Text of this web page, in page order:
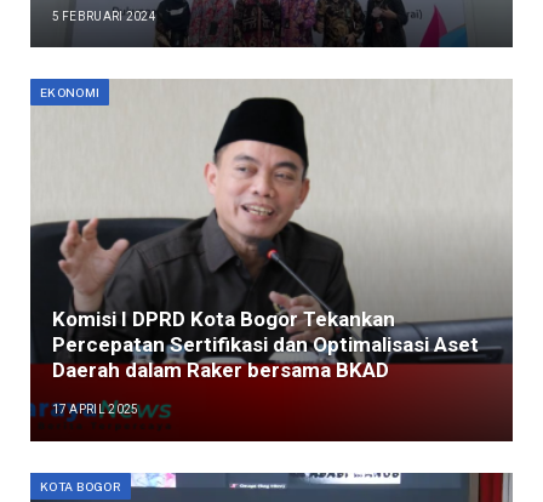
5 FEBRUARI 2024
EKONOMI
Komisi I DPRD Kota Bogor Tekankan
Percepatan Sertifikasi dan Optimalisasi Aset
Daerah dalam Raker bersama BKAD
17 APRIL 2025
KOTA BOGOR